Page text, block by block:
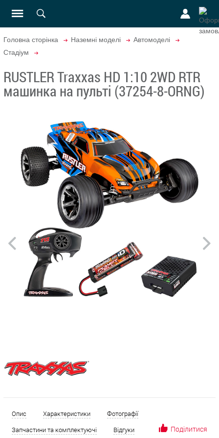
Головна сторінка Наземні моделі
Автомоделі
Стадіум
RUSTLER Traxxas HD 1:10 2WD RTR
машинка на пульті (37254-8-ORNG)
Опис Характеристики
Фотографії
Запчастини та комплектуючі
Відгуки Поділитися